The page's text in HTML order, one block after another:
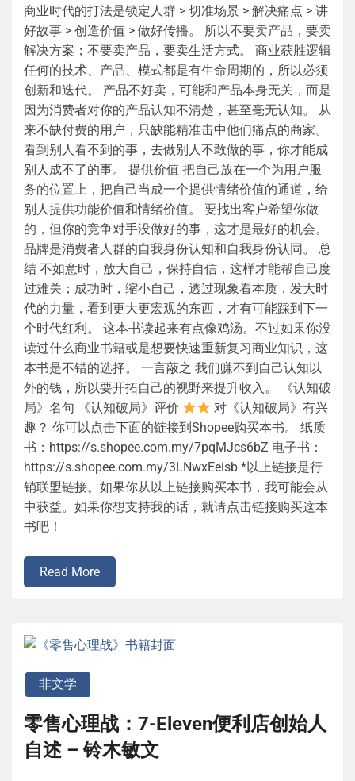
商业时代的打法是锁定人群 > 切准场景 > 解决痛点 > 讲
好故事 > 创造价值 > 做好传播。 所以不要卖产品，要卖
解决方案；不要卖产品，要卖生活方式。 商业获胜逻辑
任何的技术、产品、模式都是有生命周期的，所以必须
创新和迭代。 产品不好卖，可能和产品本身无关，而是
因为消费者对你的产品认知不清楚，甚至毫无认知。 从
来不缺付费的用户，只缺能精准击中他们痛点的商家。
看到别人看不到的事，去做别人不敢做的事，你才能成
别人成不了的事。 提供价值 把自己放在一个为用户服
务的位置上，把自己当成一个提供情绪价值的通道，给
别人提供功能价值和情绪价值。 要找出客户希望你做
的，但你的竞争对手没做好的事，这才是最好的机会。
品牌是消费者人群的自我身份认知和自我身份认同。 总
结 不如意时，放大自己，保持自信，这样才能帮自己度
过难关；成功时，缩小自己，透过现象看本质，发大时
代的力量，看到更大更宏观的东西，才有可能踩到下一
个时代红利。 这本书读起来有点像鸡汤。不过如果你没
读过什么商业书籍或是想要快速重新复习商业知识，这
本书是不错的选择。 一言蔽之 我们赚不到自己认知以
外的钱，所以要开拓自己的视野来提升收入。 《认知破
局》名句 《认知破局》评价
对《认知破局》有兴
趣？ 你可以点击下面的链接到Shopee购买本书。 纸质
书：https://s.shopee.com.my/7pqMJcs6bZ 电子书：
https://s.shopee.com.my/3LNwxEeisb *以上链接是行
销联盟链接。如果你从以上链接购买本书，我可能会从
中获益。如果你想支持我的话，就请点击链接购买这本
书吧！
Read More
非文学
零售心理战：7-Eleven便利店创始人
自述 – 铃木敏文